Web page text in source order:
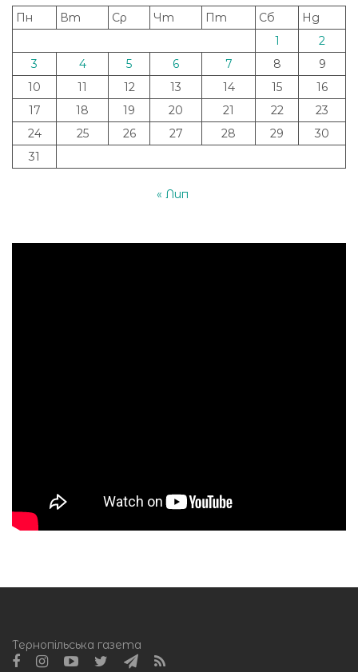
Пн
Вт Ср Чт Пт Сб
Нд
1
2
3
4 5 6 7 8
9
10
11 12 13 14 15
16
17
18 19 20 21 22
23
24
25 26 27 28 29
30
31
« Лип
Тернопільська газета